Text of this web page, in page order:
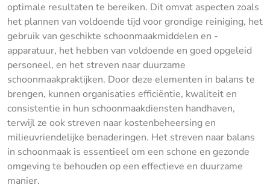
optimale resultaten te bereiken. Dit omvat aspecten zoals
het plannen van voldoende tijd voor grondige reiniging, het
gebruik van geschikte schoonmaakmiddelen en -
apparatuur, het hebben van voldoende en goed opgeleid
personeel, en het streven naar duurzame
schoonmaakpraktijken. Door deze elementen in balans te
brengen, kunnen organisaties efficiëntie, kwaliteit en
consistentie in hun schoonmaakdiensten handhaven,
terwijl ze ook streven naar kostenbeheersing en
milieuvriendelijke benaderingen. Het streven naar balans
in schoonmaak is essentieel om een schone en gezonde
omgeving te behouden op een effectieve en duurzame
manier.